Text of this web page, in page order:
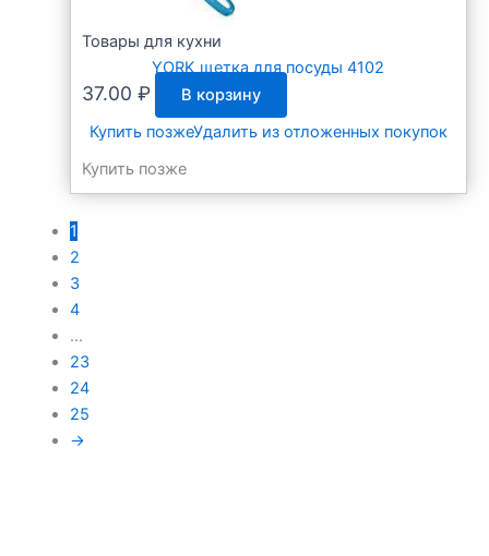
Товары для кухни
YORK щетка для посуды 4102
37.00 ₽
В корзину
Купить позжеУдалить из отложенных покупок
Купить позже
1
2
3
4
…
23
24
25
→